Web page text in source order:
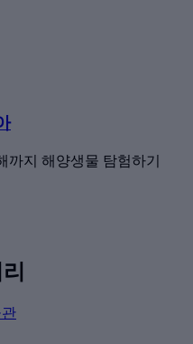
까지 해양생물 탐험하기